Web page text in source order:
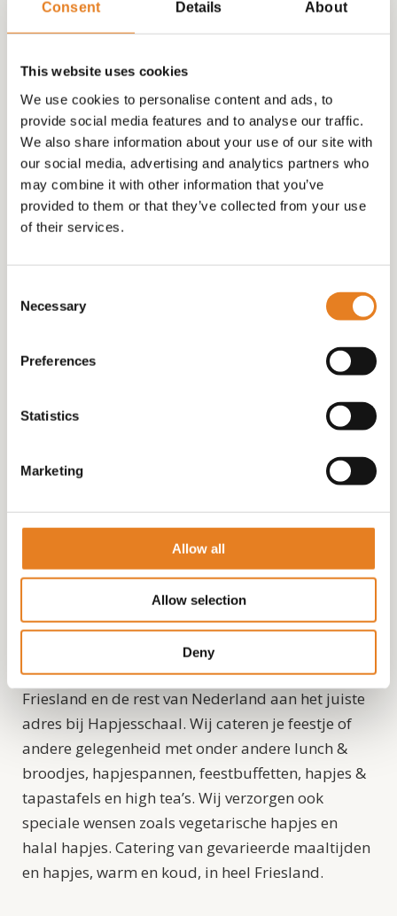
Consent Details About
This website uses cookies
We use cookies to personalise content and ads, to
provide social media features and to analyse our traffic.
We also share information about your use of our site with
our social media, advertising and analytics partners who
may combine it with other information that you’ve
provided to them or that they’ve collected from your use
of their services.
Selection
Necessary
Preferences
Statistics
Marketing
Allow all
Allow selection
Deny
VEGETARISCHE HAPJES ( VEEL MOGELIJKHEDEN )
WARME HAPJES
Heb je iets te vieren en zoek je een uitstekende,
maar niet al te dure cateraar? Dan ben je voor
Friesland en de rest van Nederland aan het juiste
adres bij Hapjesschaal. Wij cateren je feestje of
andere gelegenheid met onder andere lunch &
broodjes, hapjespannen, feestbuffetten, hapjes &
tapastafels en high tea’s. Wij verzorgen ook
speciale wensen zoals vegetarische hapjes en
halal hapjes. Catering van gevarieerde maaltijden
en hapjes, warm en koud, in heel Friesland.